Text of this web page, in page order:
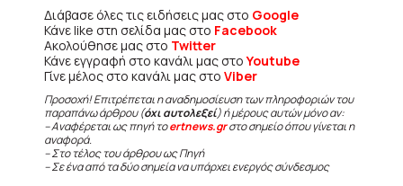
Διάβασε όλες τις ειδήσεις μας στο Google
Κάνε like στη σελίδα μας στο Facebook
Ακολούθησε μας στο Twitter
Κάνε εγγραφή στο κανάλι μας στοYoutube
Γίνε μέλος στο κανάλι μας στο Viber
Προσοχή! Επιτρέπεται η αναδημοσίευση των πληροφοριών του
παραπάνω άρθρου (όχι αυτολεξεί) ή μέρους αυτών μόνο αν:
– Αναφέρεται ως πηγή τοertnews.grστο σημείο όπου γίνεται η
αναφορά.
– Στο τέλος του άρθρου ως Πηγή
– Σε ένα από τα δύο σημεία να υπάρχει ενεργός σύνδεσμος